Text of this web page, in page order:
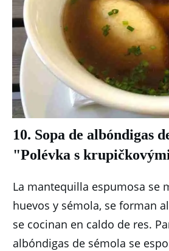
10. Sopa de albóndigas
"Polévka s
La mantequilla espumosa se
huevos y sémola, se forman
se cocinan en caldo de res.
albóndigas de sémola se